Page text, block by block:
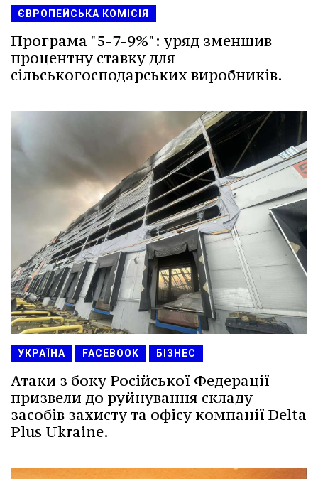
ЄВРОПЕЙСЬКА КОМІСІЯ
Програма "5-7-9%": уряд зменшив
процентну ставку для
сільськогосподарських виробників.
УКРАЇНА FACEBOOK БІЗНЕС
Атаки з боку Російської Федерації
призвели до руйнування складу
засобів захисту та офісу компанії Delta
Plus Ukraine.